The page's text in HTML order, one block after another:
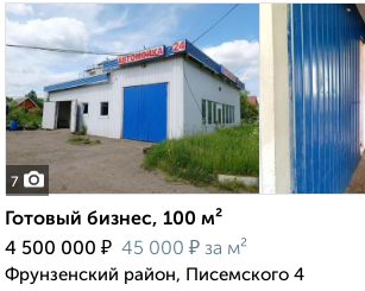
7
Готовый бизнес, 100 м²
4 500 000 ₽ 45 000 ₽ за м²
Фрунзенский район, Писемского 4